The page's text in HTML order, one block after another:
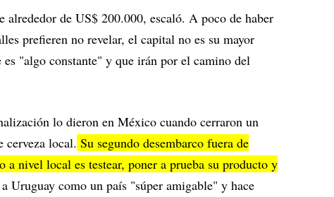
alrededor de US$ 200.000, escaló. A poco de haber
prefieren no revelar, el capital no es su mayor
"algo constante" y que irán por el camino del
lo dieron en México cuando cerraron un
cerveza local. Su segundo desembarco fuera de
nivel local es testear, poner a prueba su producto y
Uruguay como un país "súper amigable" y hace